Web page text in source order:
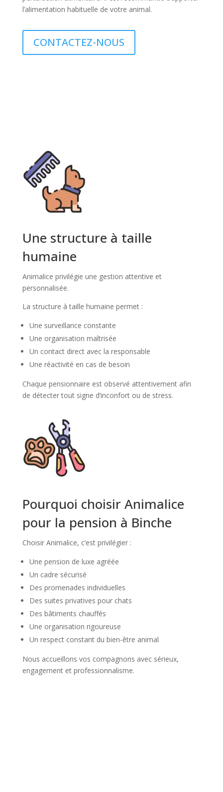
l’alimentation habituelle de votre animal.
CONTACTEZ-NOUS
Une structure à taille
humaine
Animalice privilégie une gestion attentive et
personnalisée.
La structure à taille humaine permet :
Une surveillance constante
Une organisation maîtrisée
Un contact direct avec la responsable
Une réactivité en cas de besoin
Chaque pensionnaire est observé attentivement afin
de détecter tout signe d’inconfort ou de stress.
Pourquoi choisir Animalice
pour la pension à Binche
Choisir Animalice, c’est privilégier :
Une pension de luxe agréée
Un cadre sécurisé
Des promenades individuelles
Des suites privatives pour chats
Des bâtiments chauffés
Une organisation rigoureuse
Un respect constant du bien-être animal
Nous accueillons vos compagnons avec sérieux,
engagement et professionnalisme.